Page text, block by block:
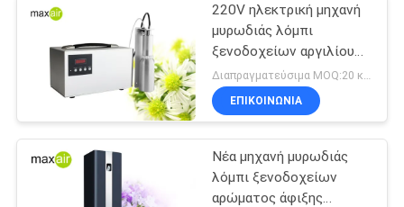
220V ηλεκτρική μηχανή
μυρωδιάς λόμπι
ξενοδοχείων αργιλίου
νανοτεχνολογίας
1000m2 ασημένια
Διαπραγματεύσιμα MOQ:20 κομμάτια
ΕΠΙΚΟΙΝΩΝΊΑ
Νέα μηχανή μυρωδιάς
λόμπι ξενοδοχείων
αρώματος άφιξης